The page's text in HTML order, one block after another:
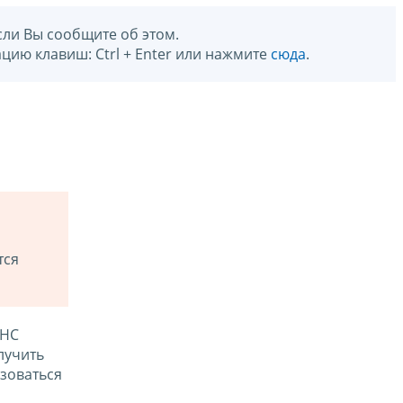
Вы сообщите об этом.
клавиш: Ctrl + Enter или нажмите сюда.